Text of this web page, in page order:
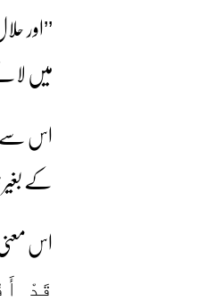
’’اور
میں
اس سے
کے
اس